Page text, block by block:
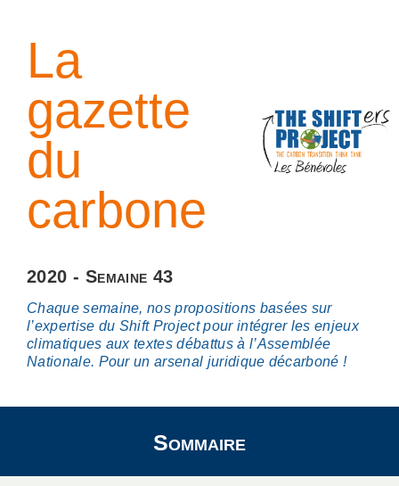
La
gazette
du
carbone
2020 - Semaine 43
Chaque semaine, nos propositions basées sur
l’expertise du Shift Project pour intégrer les enjeux
climatiques aux textes débattus à l’Assemblée
Nationale. Pour un arsenal juridique décarboné !
Sommaire